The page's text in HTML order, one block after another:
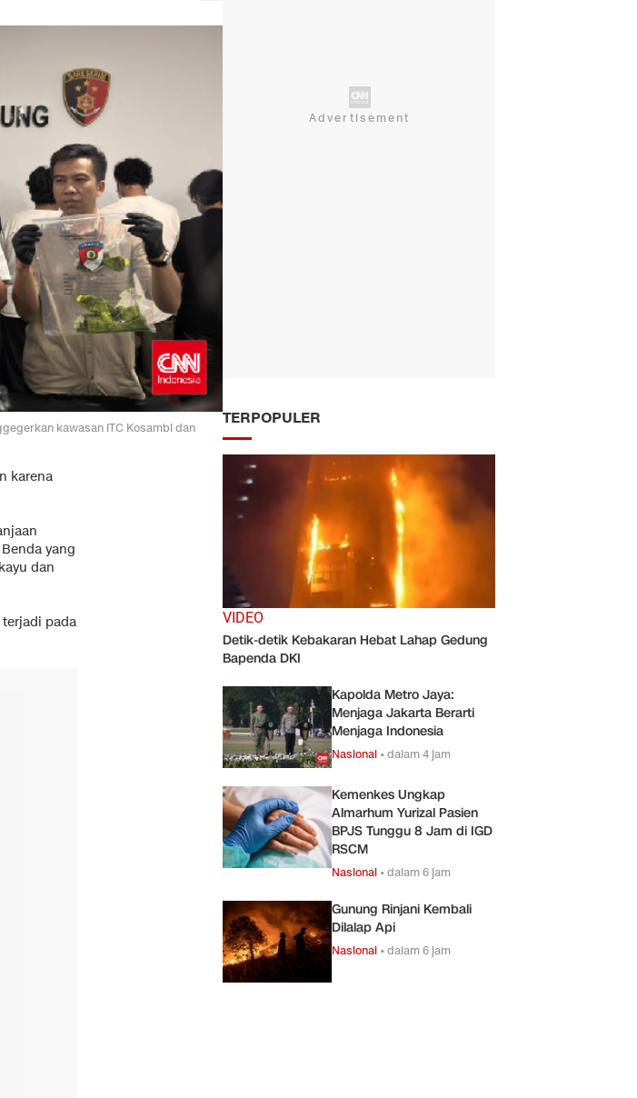
kawasan ITC Kosambi dan
karena
yang
dan
pada
TERPOPULER
VIDEO
Detik-detik Kebakaran Hebat Lahap Gedung
Bapenda DKI
Kapolda Metro Jaya:
Menjaga Jakarta Berarti
Menjaga Indonesia
Nasional •dalam 4 jam
Kemenkes Ungkap
Almarhum Yurizal Pasien
BPJS Tunggu 8 Jam di IGD
RSCM
Nasional •dalam 6 jam
Gunung Rinjani Kembali
Dilalap Api
Nasional •dalam 6 jam